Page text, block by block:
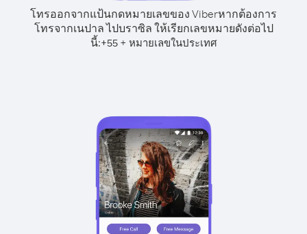
โทรออกจากแป้นกดหมายเลขของ Viberหากต้องการ
โทรจากเนปาล ไปบราซิล ให้เรียกเลขหมายดังต่อไป
นี้:+55+ หมายเลขในประเทศ